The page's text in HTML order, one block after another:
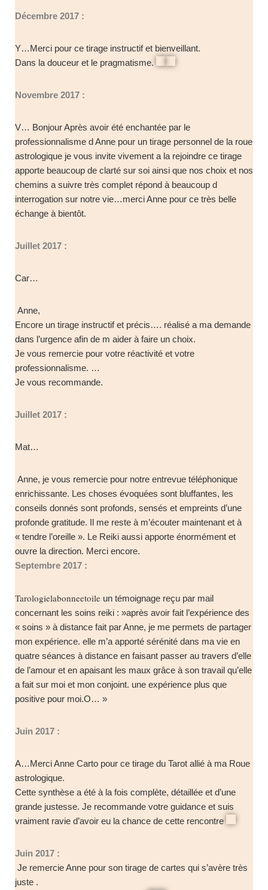
Décembre 2017 :
Y…Merci pour ce tirage instructif et bienveillant.
Dans la douceur et le pragmatisme.
Novembre 2017 :
V… Bonjour Après avoir été enchantée par le
professionnalisme d Anne pour un tirage personnel de la roue
astrologique je vous invite vivement a la rejoindre ce tirage
apporte beaucoup de clarté sur soi ainsi que nos choix et nos
chemins a suivre très complet répond à beaucoup d
interrogation sur notre vie…merci Anne pour ce très belle
échange à bientôt.
Juillet 2017 :
Car…
Anne,
Encore un tirage instructif et précis…. réalisé a ma demande
dans l’urgence afin de m aider à faire un choix.
Je vous remercie pour votre réactivité et votre
professionnalisme. …
Je vous recommande.
Juillet 2017 :
Mat…
Anne, je vous remercie pour notre entrevue téléphonique
enrichissante. Les choses évoquées sont bluffantes, les
conseils donnés sont profonds, sensés et empreints d’une
profonde gratitude. Il me reste à m’écouter maintenant et à
« tendre l’oreille ». Le Reiki aussi apporte énormément et
ouvre la direction. Merci encore.
Septembre 2017 :
Tarologielabonneetoile un témoignage reçu par mail
concernant les soins reiki : »après avoir fait l’expérience des
« soins » à distance fait par Anne, je me permets de partager
mon expérience. elle m’a apporté sérénité dans ma vie en
quatre séances à distance en faisant passer au travers d’elle
de l’amour et en apaisant les maux grâce à son travail qu’elle
a fait sur moi et mon conjoint. une expérience plus que
positive pour moi.O… »
Juin 2017 :
A…Merci Anne Carto pour ce tirage du Tarot allié à ma Roue
astrologique.
Cette synthèse a été à la fois complète, détaillée et d’une
grande justesse. Je recommande votre guidance et suis
vraiment ravie d’avoir eu la chance de cette rencontre
Juin 2017 :
Je remercie Anne pour son tirage de cartes qui s’avère très
juste .